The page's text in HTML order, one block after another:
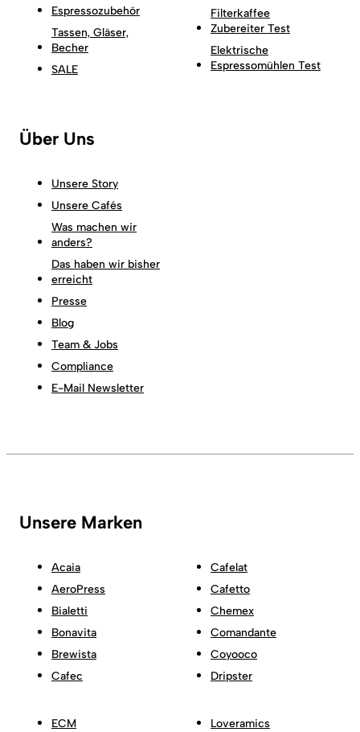
Espressozubehör
Tassen, Gläser,
Becher
SALE
Filterkaffee
Zubereiter Test
Elektrische
Espressomühlen Test
Über Uns
Unsere Story
Unsere Cafés
Was machen wir
anders?
Das haben wir bisher
erreicht
Presse
Blog
Team & Jobs
Compliance
E-Mail Newsletter
Unsere Marken
Acaia
AeroPress
Bialetti
Bonavita
Brewista
Cafec
Cafelat
Cafetto
Chemex
Comandante
Coyooco
Dripster
ECM Loveramics